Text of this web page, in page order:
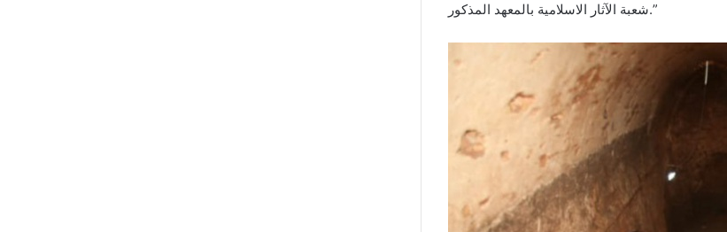
شعبة الآثار الاسلامية بالمعهد المذكور.”